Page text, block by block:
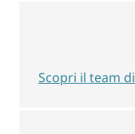
Scopri il team